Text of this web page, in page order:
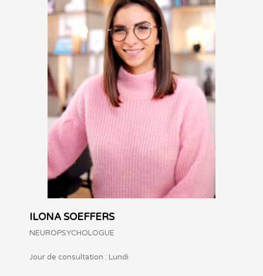
ILONA SOEFFERS
NEUROPSYCHOLOGUE
Jour de consultation : Lundi